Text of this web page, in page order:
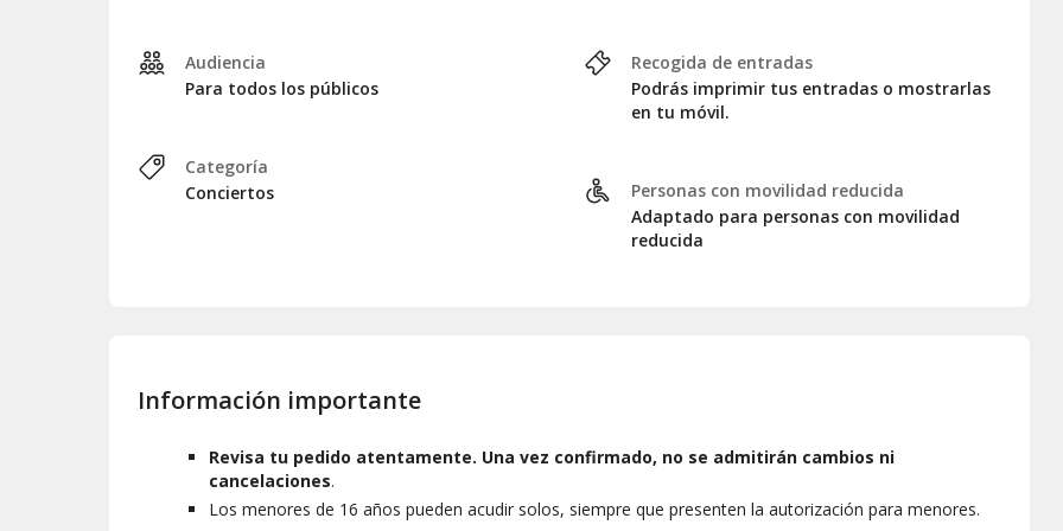
Audiencia
Para todos los públicos
Categoría
Conciertos
Recogida de entradas
Podrás imprimir tus entradas o mostrarlas
en tu móvil.
Personas con movilidad reducida
Adaptado para personas con movilidad
reducida
Información importante
Revisa tu pedido atentamente. Una vez confirmado, no se admitirán cambios ni
cancelaciones.
Los menores de 16 años pueden acudir solos, siempre que presenten la autorización para menores.